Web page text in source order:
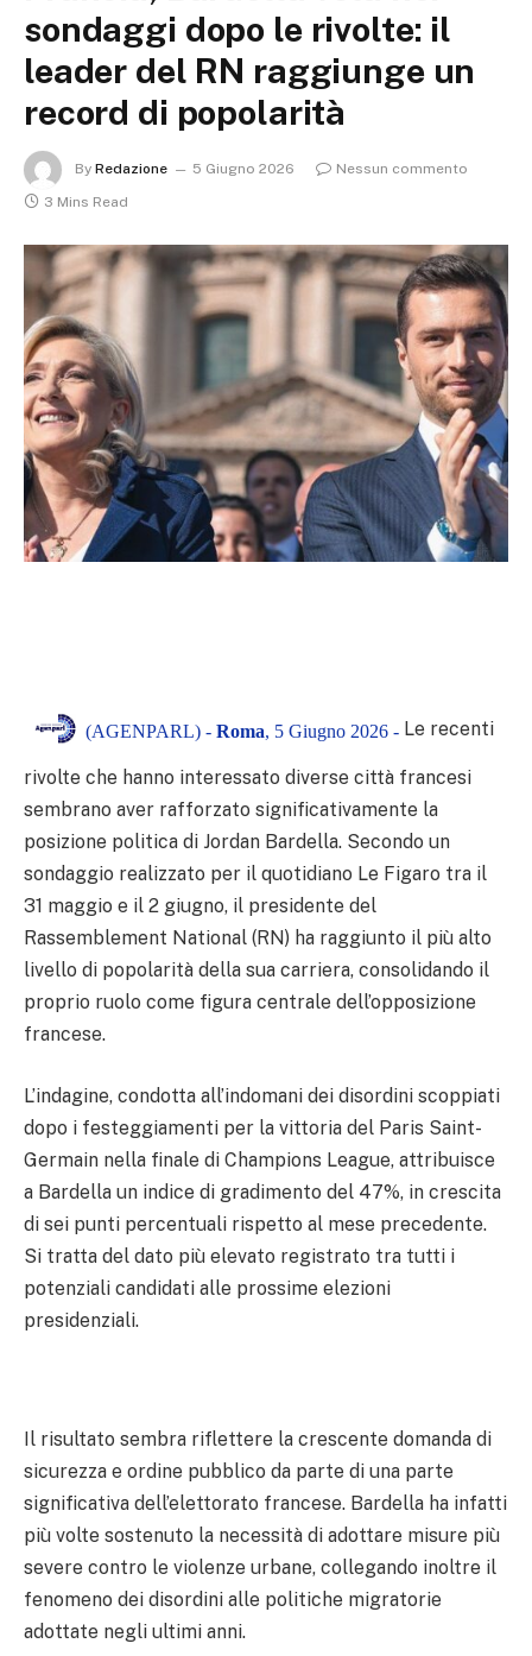
sondaggi dopo le rivolte: il
leader del RN raggiunge un
record di popolarità
By Redazione 5 Giugno 2026
Nessun commento
3 Mins Read
(AGENPARL) - Roma, 5 Giugno 2026 - Le recenti
rivolte che hanno interessato diverse città francesi
sembrano aver rafforzato significativamente la
posizione politica di Jordan Bardella. Secondo un
sondaggio realizzato per il quotidiano Le Figaro tra il
31 maggio e il 2 giugno, il presidente del
Rassemblement National (RN) ha raggiunto il più alto
livello di popolarità della sua carriera, consolidando il
proprio ruolo come figura centrale dell’opposizione
francese.
L’indagine, condotta all’indomani dei disordini scoppiati
dopo i festeggiamenti per la vittoria del Paris Saint-
Germain nella finale di Champions League, attribuisce
a Bardella un indice di gradimento del 47%, in crescita
di sei punti percentuali rispetto al mese precedente.
Si tratta del dato più elevato registrato tra tutti i
potenziali candidati alle prossime elezioni
presidenziali.
Il risultato sembra riflettere la crescente domanda di
sicurezza e ordine pubblico da parte di una parte
significativa dell’elettorato francese. Bardella ha infatti
più volte sostenuto la necessità di adottare misure più
severe contro le violenze urbane, collegando inoltre il
fenomeno dei disordini alle politiche migratorie
adottate negli ultimi anni.